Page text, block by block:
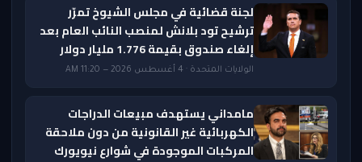
لجنة قضائية في مجلس الشيوخ تمرّر
ترشيح تود بلانش لمنصب النائب العام بعد
إلغاء صندوق بقيمة 1.776 مليار دولار
الولايات المتحدة · 4 أغسطس 2026 — 11:20 AM
مامداني يستهدف مبيعات الدراجات
الكهربائية غير القانونية من دون ملاحقة
المركبات الموجودة في شوارع نيويورك